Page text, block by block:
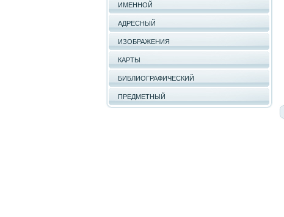
ИМЕННОЙ
АДРЕСНЫЙ
ИЗОБРАЖЕНИЯ
КАРТЫ
БИБЛИОГРАФИЧЕСКИЙ
ПРЕДМЕТНЫЙ